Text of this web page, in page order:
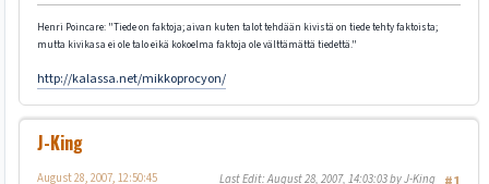
Henri Poincare: "Tiede on faktoja; aivan kuten talot tehdään kivistä on tiede tehty faktoista;
mutta kivikasa ei ole talo eikä kokoelma faktoja ole välttämättä tiedettä."
http://kalassa.net/mikkoprocyon/
J-King
August 28, 2007, 12:50:45 Last Edit: August 28, 2007, 14:03:03 by J-King